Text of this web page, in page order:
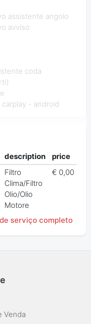
assistente angolo
avviso
coda
- android
description
price
Filtro
Clima/Filtro
Olio/Olio
Motore
€ 0,00
serviço completo
Venda